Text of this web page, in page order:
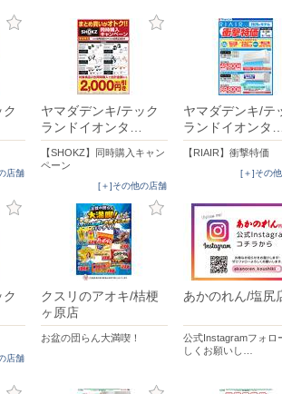
店舗
ヤマダデンキ/テック
ランドイオンタ…
【SHOKZ】同時購入キャン
ペーン
[＋]その他の店舗
ヤマダデンキ/テ
ランドイオンタ
【RIAIR】衝撃特価
[＋]その
店舗
クスリのアオキ/桔梗
ヶ原店
お盆の団らん大満喫！
あかのれん/塩尻
公式Instagramフォロ
しくお願いし…